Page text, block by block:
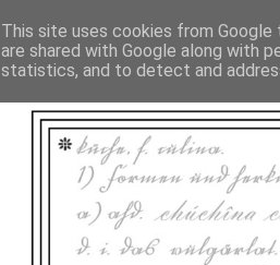
This site uses cookies from
are shared with Google along with
statistics, and to detect and